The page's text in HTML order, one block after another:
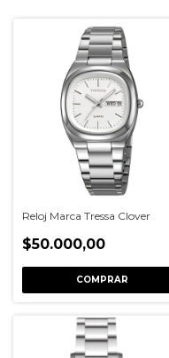
Reloj Marca Tressa Clover
$50.000,00
COMPRAR